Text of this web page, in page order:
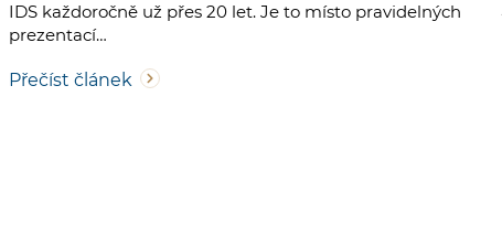
IDS každoročně už přes 20 let. Je to místo pravidelných
prezentací…
Přečíst článek